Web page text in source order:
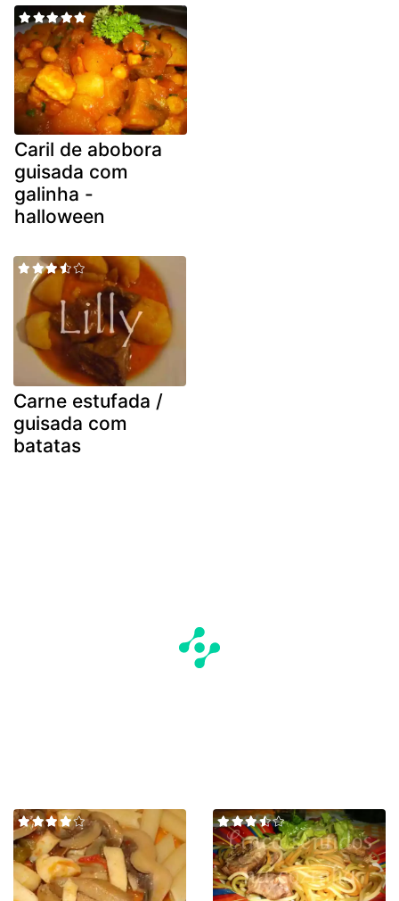
Caril de abobora
guisada com
galinha -
halloween
Carne estufada /
guisada com
batatas